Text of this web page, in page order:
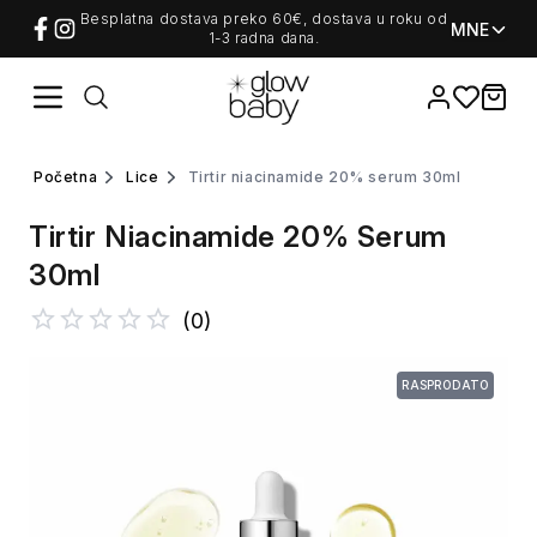
Besplatna dostava preko 60€, dostava u roku od
1-3 radna dana.
MNE
Favorites
items
početna lice tirtir niacinamide 20% serum 30ml
Tirtir Niacinamide 20% Serum
30ml
(0)
RASPRODATO